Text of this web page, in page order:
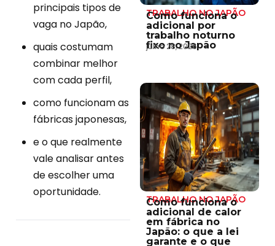
principais tipos de
vaga no Japão,
quais costumam
combinar melhor
com cada perfil,
como funcionam as
fábricas japonesas,
e o que realmente
vale analisar antes
de escolher uma
oportunidade.
TRABALHO NO JAPÃO
Como funciona o
adicional por
trabalho noturno
fixo no Japão
julho 28, 2026
TRABALHO NO JAPÃO
Como funciona o
adicional de calor
em fábrica no
Japão: o que a lei
garante e o que